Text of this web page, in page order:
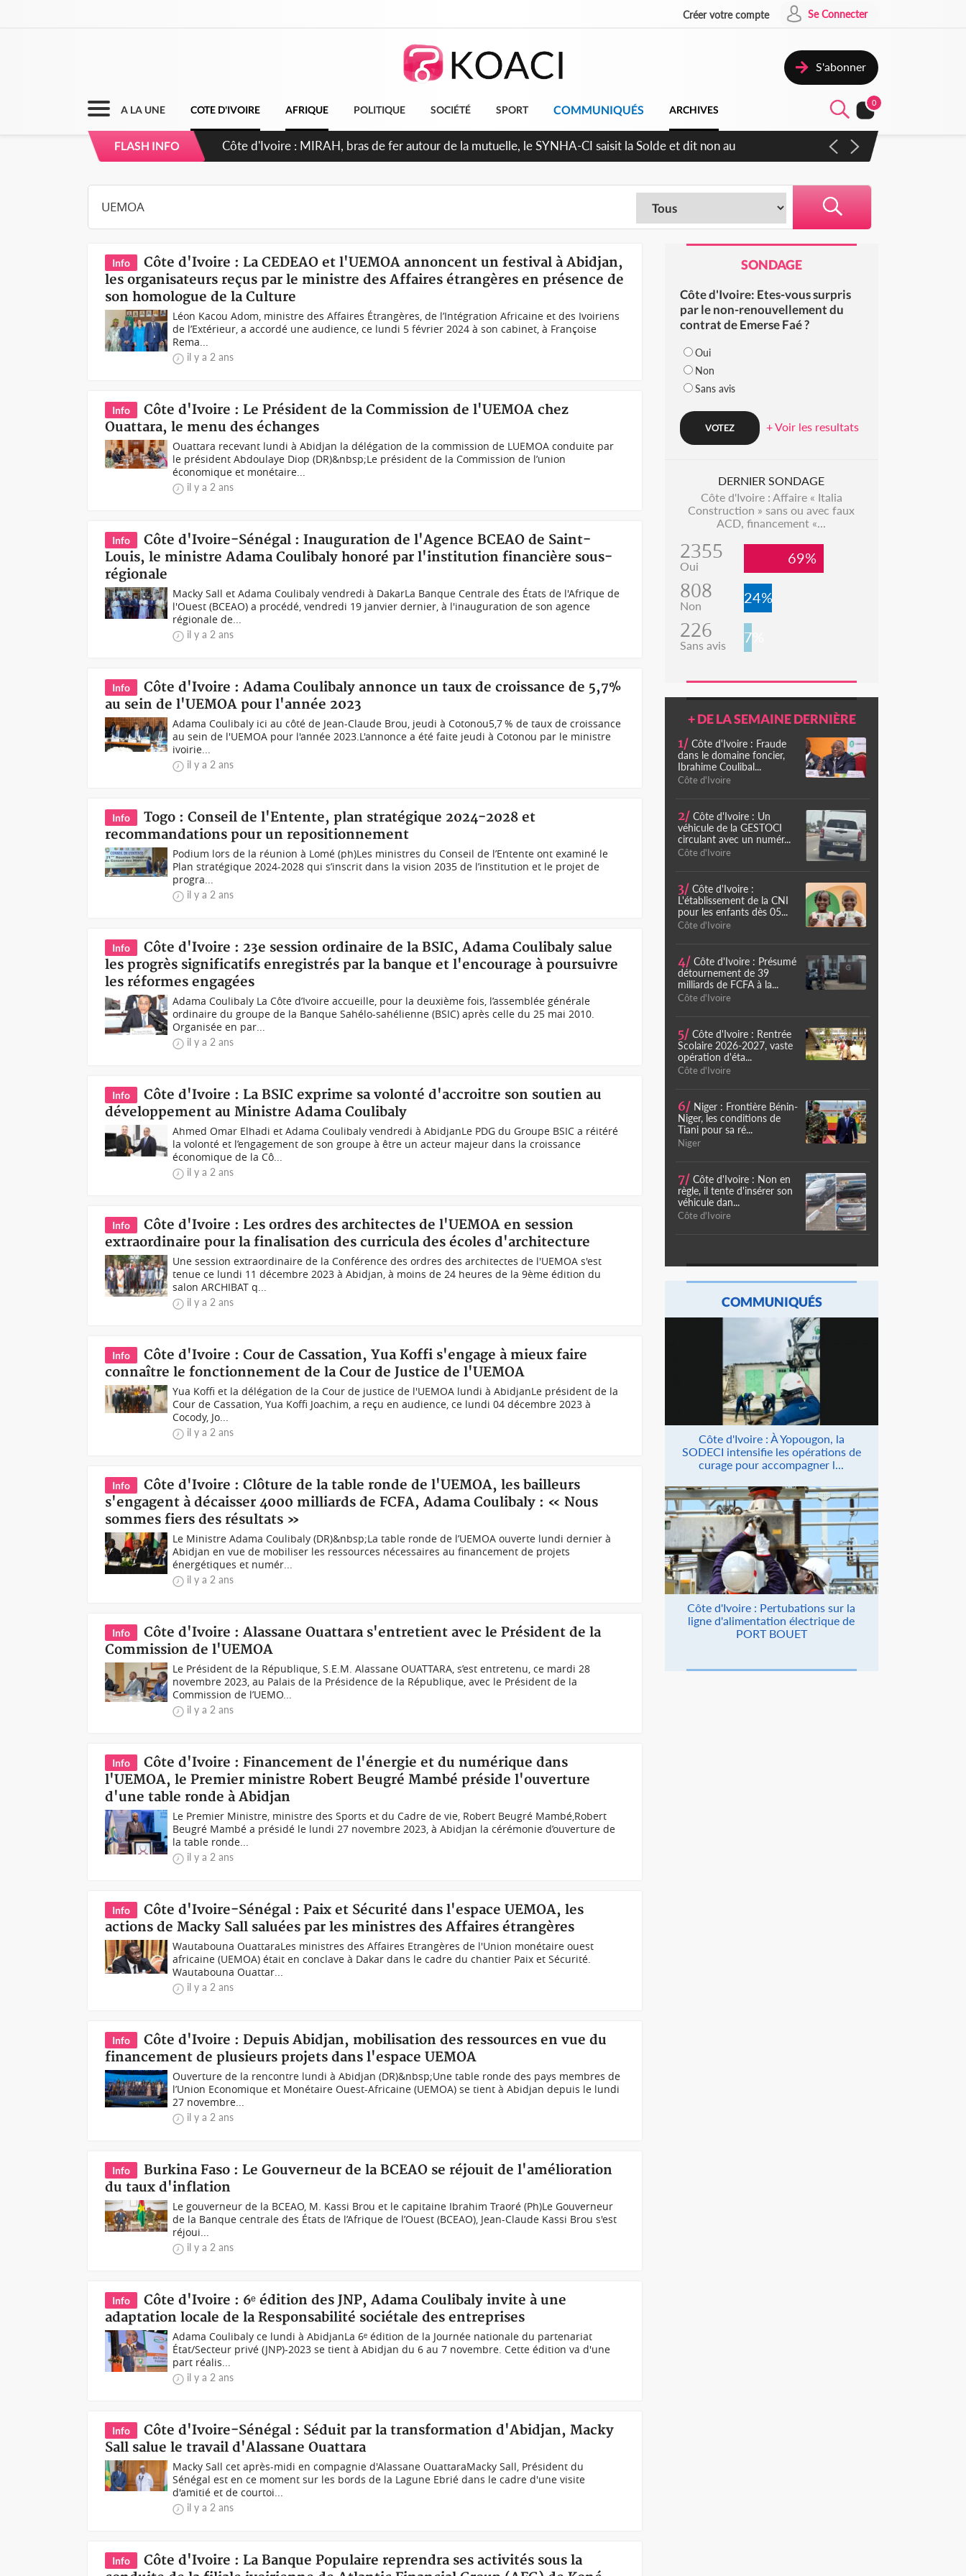
Créer votre compte Se Connecter
S'abonner
A LA UNE COTE D'IVOIRE AFRIQUE POLITIQUE SOCIÉTÉ SPORT COMMUNIQUÉS ARCHIVES
0
FLASH INFO
Côte d'Ivoire : MIRAH, bras de fer autour de la mutuelle, le SYNHA-CI saisit la Solde et dit non au
Info
Côte d'Ivoire : La CEDEAO et l'UEMOA annoncent un festival à Abidjan,
les organisateurs reçus par le ministre des Affaires étrangères en présence de
son homologue de la Culture
Léon Kacou Adom, ministre des Affaires Étrangères, de l’Intégration Africaine et des Ivoiriens
de l’Extérieur, a accordé une audience, ce lundi 5 février 2024 à son cabinet, à Françoise
Rema...
il y a 2 ans
Info
Côte d'Ivoire : Le Président de la Commission de l'UEMOA chez
Ouattara, le menu des échanges
Ouattara recevant lundi à Abidjan la délégation de la commission de LUEMOA conduite par
le président Abdoulaye Diop (DR)&nbsp;Le président de la Commission de l’union
économique et monétaire...
il y a 2 ans
Info
Côte d'Ivoire-Sénégal : Inauguration de l'Agence BCEAO de Saint-
Louis, le ministre Adama Coulibaly honoré par l'institution financière sous-
régionale
Macky Sall et Adama Coulibaly vendredi à DakarLa Banque Centrale des États de l'Afrique de
l'Ouest (BCEAO) a procédé, vendredi 19 janvier dernier, à l'inauguration de son agence
régionale de...
il y a 2 ans
Info
Côte d'Ivoire : Adama Coulibaly annonce un taux de croissance de 5,7%
au sein de l'UEMOA pour l'année 2023
Adama Coulibaly ici au côté de Jean-Claude Brou, jeudi à Cotonou5,7 % de taux de croissance
au sein de l'UEMOA pour l'année 2023.L'annonce a été faite jeudi à Cotonou par le ministre
ivoirie...
il y a 2 ans
Info
Togo : Conseil de l'Entente, plan stratégique 2024-2028 et
recommandations pour un repositionnement
Podium lors de la réunion à Lomé (ph)Les ministres du Conseil de l’Entente ont examiné le
Plan stratégique 2024-2028 qui s’inscrit dans la vision 2035 de l’institution et le projet de
progra...
il y a 2 ans
Info
Côte d'Ivoire : 23e session ordinaire de la BSIC, Adama Coulibaly salue
les progrès significatifs enregistrés par la banque et l'encourage à poursuivre
les réformes engagées
Adama Coulibaly La Côte d’Ivoire accueille, pour la deuxième fois, l’assemblée générale
ordinaire du groupe de la Banque Sahélo-sahélienne (BSIC) après celle du 25 mai 2010.
Organisée en par...
il y a 2 ans
Info
Côte d'Ivoire : La BSIC exprime sa volonté d'accroitre son soutien au
développement au Ministre Adama Coulibaly
Ahmed Omar Elhadi et Adama Coulibaly vendredi à AbidjanLe PDG du Groupe BSIC a réitéré
la volonté et l’engagement de son groupe à être un acteur majeur dans la croissance
économique de la Cô...
il y a 2 ans
Info
Côte d'Ivoire : Les ordres des architectes de l'UEMOA en session
extraordinaire pour la finalisation des curricula des écoles d'architecture
Une session extraordinaire de la Conférence des ordres des architectes de l'UEMOA s'est
tenue ce lundi 11 décembre 2023 à Abidjan, à moins de 24 heures de la 9ème édition du
salon ARCHIBAT q...
il y a 2 ans
Info
Côte d'Ivoire : Cour de Cassation, Yua Koffi s'engage à mieux faire
connaître le fonctionnement de la Cour de Justice de l'UEMOA
Yua Koffi et la délégation de la Cour de justice de l'UEMOA lundi à AbidjanLe président de la
Cour de Cassation, Yua Koffi Joachim, a reçu en audience, ce lundi 04 décembre 2023 à
Cocody, Jo...
il y a 2 ans
Info
Côte d'Ivoire : Clôture de la table ronde de l'UEMOA, les bailleurs
s'engagent à décaisser 4000 milliards de FCFA, Adama Coulibaly : « Nous
sommes fiers des résultats »
Le Ministre Adama Coulibaly (DR)&nbsp;La table ronde de l’UEMOA ouverte lundi dernier à
Abidjan en vue de mobiliser les ressources nécessaires au financement de projets
énergétiques et numér...
il y a 2 ans
Info
Côte d'Ivoire : Alassane Ouattara s'entretient avec le Président de la
Commission de l'UEMOA
Le Président de la République, S.E.M. Alassane OUATTARA, s’est entretenu, ce mardi 28
novembre 2023, au Palais de la Présidence de la République, avec le Président de la
Commission de l’UEMO...
il y a 2 ans
Info
Côte d'Ivoire : Financement de l'énergie et du numérique dans
l'UEMOA, le Premier ministre Robert Beugré Mambé préside l'ouverture
d'une table ronde à Abidjan
Le Premier Ministre, ministre des Sports et du Cadre de vie, Robert Beugré Mambé,Robert
Beugré Mambé a présidé le lundi 27 novembre 2023, à Abidjan la cérémonie d’ouverture de
la table ronde...
il y a 2 ans
Info
Côte d'Ivoire-Sénégal : Paix et Sécurité dans l'espace UEMOA, les
actions de Macky Sall saluées par les ministres des Affaires étrangères
Wautabouna OuattaraLes ministres des Affaires Etrangères de l'Union monétaire ouest
africaine (UEMOA) était en conclave à Dakar dans le cadre du chantier Paix et Sécurité.
Wautabouna Ouattar...
il y a 2 ans
Info
Côte d'Ivoire : Depuis Abidjan, mobilisation des ressources en vue du
financement de plusieurs projets dans l'espace UEMOA
Ouverture de la rencontre lundi à Abidjan (DR)&nbsp;Une table ronde des pays membres de
l’Union Economique et Monétaire Ouest-Africaine (UEMOA) se tient à Abidjan depuis le lundi
27 novembre...
il y a 2 ans
Info
Burkina Faso : Le Gouverneur de la BCEAO se réjouit de l'amélioration
du taux d'inflation
Le gouverneur de la BCEAO, M. Kassi Brou et le capitaine Ibrahim Traoré (Ph)Le Gouverneur
de la Banque centrale des États de l’Afrique de l’Ouest (BCEAO), Jean-Claude Kassi Brou s'est
réjoui...
il y a 2 ans
Info
Côte d'Ivoire : 6ᵉ édition des JNP, Adama Coulibaly invite à une
adaptation locale de la Responsabilité sociétale des entreprises
Adama Coulibaly ce lundi à AbidjanLa 6ᵉ édition de la Journée nationale du partenariat
État/Secteur privé (JNP)-2023 se tient à Abidjan du 6 au 7 novembre. Cette édition va d'une
part réalis...
il y a 2 ans
Info
Côte d'Ivoire-Sénégal : Séduit par la transformation d'Abidjan, Macky
Sall salue le travail d'Alassane Ouattara
Macky Sall cet après-midi en compagnie d'Alassane OuattaraMacky Sall, Président du
Sénégal est en ce moment sur les bords de la Lagune Ebrié dans le cadre d'une visite
d'amitié et de courtoi...
il y a 2 ans
Info
Côte d'Ivoire : La Banque Populaire reprendra ses activités sous la
SONDAGE
Côte d'Ivoire: Etes-vous surpris
par le non-renouvellement du
contrat de Emerse Faé ?
Oui
Non
Sans avis
+ Voir les resultats
DERNIER SONDAGE
Côte d'Ivoire : Affaire « Italia
Construction » sans ou avec faux
ACD, financement «...
2355
Oui 69%
808
Non 24%
226
Sans avis 7%
+ DE LA SEMAINE DERNIÈRE
1/ Côte d'Ivoire : Fraude
dans le domaine foncier,
Ibrahime Coulibal...
Côte d'Ivoire
2/ Côte d'Ivoire : Un
véhicule de la GESTOCI
circulant avec un numér...
Côte d'Ivoire
3/ Côte d'Ivoire :
L'établissement de la CNI
pour les enfants dès 05...
Côte d'Ivoire
4/ Côte d'Ivoire : Présumé
détournement de 39
milliards de FCFA à la...
Côte d'Ivoire
5/ Côte d'Ivoire : Rentrée
Scolaire 2026-2027, vaste
opération d'éta...
Côte d'Ivoire
6/ Niger : Frontière Bénin-
Niger, les conditions de
Tiani pour sa ré...
Niger
7/ Côte d'Ivoire : Non en
règle, il tente d'insérer son
véhicule dan...
Côte d'Ivoire
COMMUNIQUÉS
Côte d'Ivoire : À Yopougon, la
SODECI intensifie les opérations de
curage pour accompagner l...
Côte d'Ivoire : Pertubations sur la
ligne d'alimentation électrique de
PORT BOUET